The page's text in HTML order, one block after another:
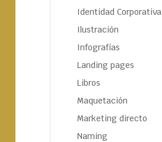
Identidad Corporativa
Ilustración
Infografías
Landing pages
Libros
Maquetación
Marketing directo
Naming